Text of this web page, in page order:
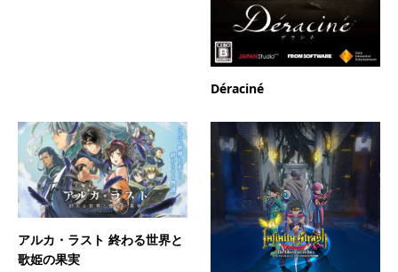
Déraciné
アルカ・ラスト 終わる世界と
歌姫の果実